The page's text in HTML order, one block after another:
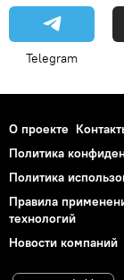
Telegram
О проекте
Политика
Политика
Правила
технологий
Новости компаний